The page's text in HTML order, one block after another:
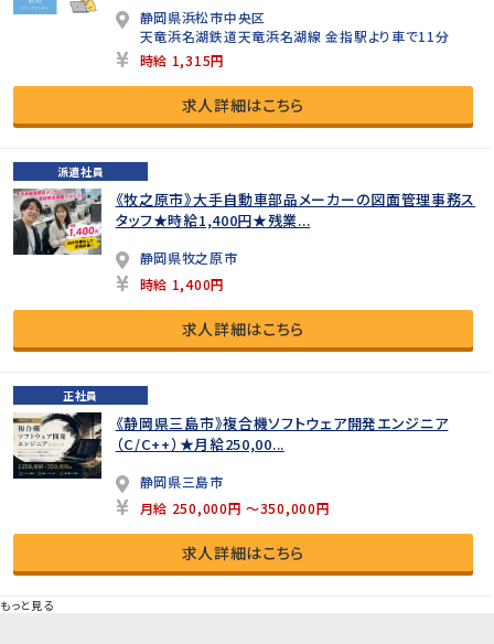
静岡県浜松市中央区
天竜浜名湖鉄道天竜浜名湖線 金指駅より車で11分
時給 1,315円
求人詳細はこちら
派遣社員
《牧之原市》大手自動車部品メーカーの図面管理事務ス
タッフ★時給1,400円★残業...
静岡県牧之原市
時給 1,400円
求人詳細はこちら
正社員
《静岡県三島市》複合機ソフトウェア開発エンジニア
（C/C++）★月給250,00...
静岡県三島市
月給 250,000円 ～350,000円
求人詳細はこちら
もっと見る